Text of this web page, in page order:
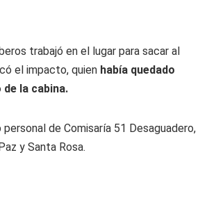
trabajó en el lugar para sacar al
el impacto, quien había quedado
la cabina.
de Comisaría 51 Desaguadero,
y Santa Rosa.